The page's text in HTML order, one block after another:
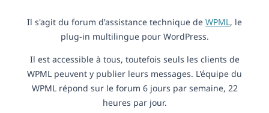
Il s'agit du forum d'assistance technique de WPML, le
plug-in multilingue pour WordPress.
Il est accessible à tous, toutefois seuls les clients de
WPML peuvent y publier leurs messages. L'équipe du
WPML répond sur le forum 6 jours par semaine, 22
heures par jour.